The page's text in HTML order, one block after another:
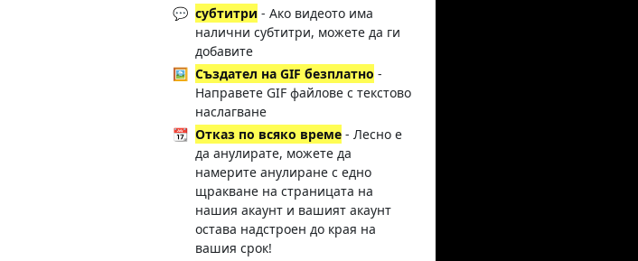
💬 субтитри - Ако видеото има
налични субтитри, можете да ги
добавите
🖼️ Създател на GIF безплатно -
Направете GIF файлове с текстово
наслагване
📆 Отказ по всяко време - Лесно е
да анулирате, можете да
намерите анулиране с едно
щракване на страницата на
нашия акаунт и вашият акаунт
остава надстроен до края на
вашия срок!